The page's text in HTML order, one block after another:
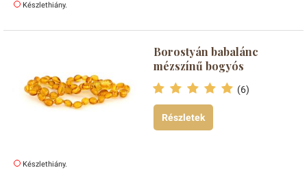
Készlethiány.
Borostyán babalánc
mézszínű bogyós
(6)
Részletek
Készlethiány.